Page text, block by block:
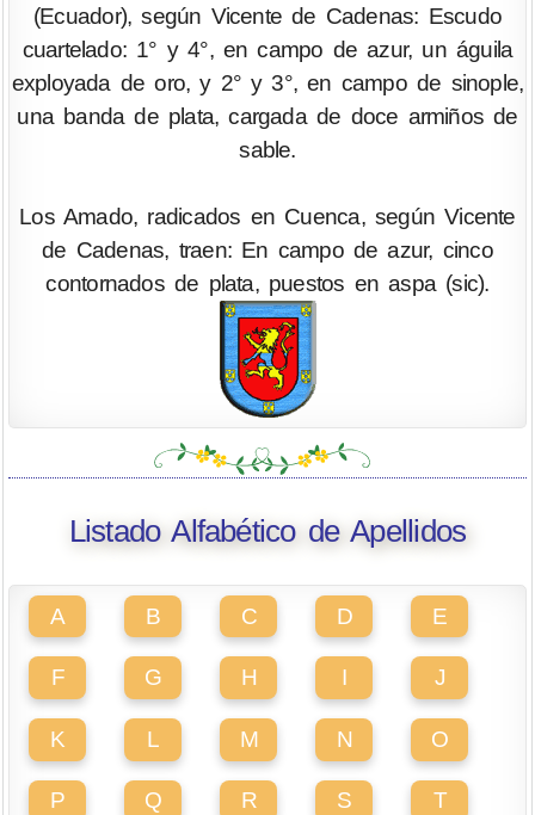
(Ecuador), según Vicente de Cadenas: Escudo
cuartelado: 1° y 4°, en campo de azur, un águila
exployada de oro, y 2° y 3°, en campo de sinople,
una banda de plata, cargada de doce armiños de
sable.
Los Amado, radicados en Cuenca, según Vicente
de Cadenas, traen: En campo de azur, cinco
contornados de plata, puestos en aspa (sic).
Listado Alfabético de Apellidos
A B C D E
F G H I J
K L M N O
P Q R S T